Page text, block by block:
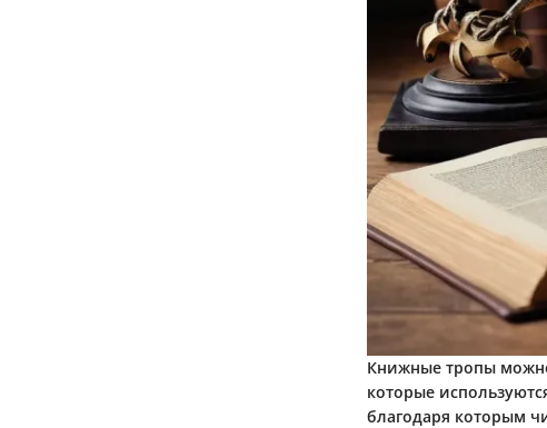
Книжные тропы
которые
благодаря которым